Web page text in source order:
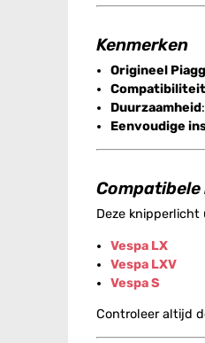
Kenmerken
Origineel
Compatibiliteit
Duurzaamheid
Eenvoudige
Compatibele
Deze knipperlicht
Vespa LX
Vespa LXV
Vespa S
Controleer altijd